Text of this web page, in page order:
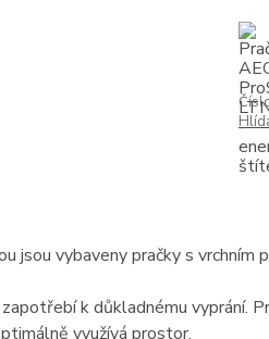
jsou vybaveny pračky s vrchním
k důkladnému vyprání.
využívá prostor.